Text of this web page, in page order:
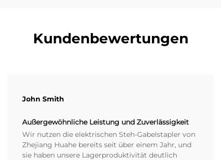
Kundenbewertungen
John Smith
Außergewöhnliche Leistung und Zuverlässigkeit
Wir nutzen die elektrischen Steh-Gabelstapler von
Zhejiang Huahe bereits seit über einem Jahr, und
sie haben unsere Lagerproduktivität deutlich